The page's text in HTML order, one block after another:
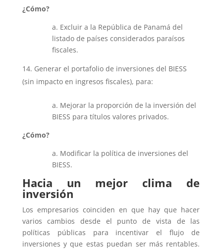
¿Cómo?
a. Excluir a la República de Panamá del
listado de países considerados paraísos
fiscales.
Generar el portafolio de inversiones del BIESS
(sin impacto en ingresos fiscales), para:
a. Mejorar la proporción de la inversión del
BIESS para títulos valores privados.
¿Cómo?
a. Modificar la política de inversiones del
BIESS.
Hacia un mejor clima de
inversión
Los empresarios coinciden en que hay que hacer
varios cambios desde el punto de vista de las
políticas públicas para incentivar el flujo de
inversiones y que estas puedan ser más rentables.